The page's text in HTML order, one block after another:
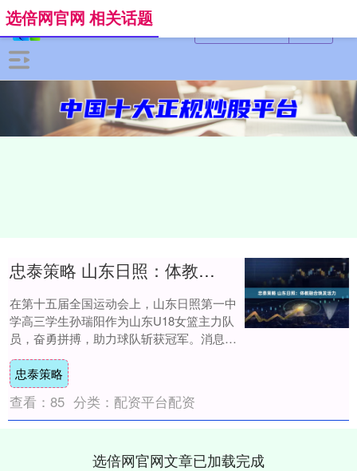
选倍网官网 相关话题
忠泰策略 山东日照：体教融合焕发活力
在第十五届全国运动会上，山东日照第一中
学高三学生孙瑞阳作为山东U18女篮主力队
员，奋勇拼搏，助力球队斩获冠军。消息传
来忠泰策略，全校师生为之振奋。日照一中
女篮孙....
忠泰策略
查看： 85 分类： 配资平台配资
选倍网官网文章已加载完成